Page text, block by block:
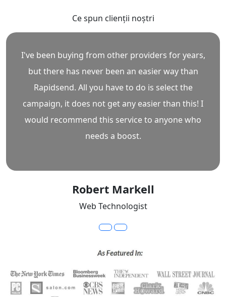
Ce spun clienții noștri
I've been buying from other providers for years,
but there has never been an easier way than
Rapidsend. All you have to do is select the
campaign, it does not get any easier than this! I
would recommend this service to anyone who
needs a boost.
Robert Markell
Web Technologist